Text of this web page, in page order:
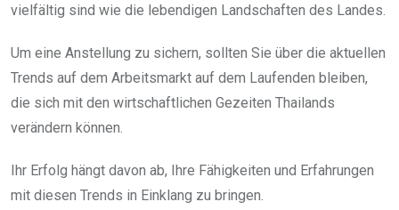
vielfältig sind wie die lebendigen Landschaften des Landes.
Um eine Anstellung zu sichern, sollten Sie über die aktuellen
Trends auf dem Arbeitsmarkt auf dem Laufenden bleiben,
die sich mit den wirtschaftlichen Gezeiten Thailands
verändern können.
Ihr Erfolg hängt davon ab, Ihre Fähigkeiten und Erfahrungen
mit diesen Trends in Einklang zu bringen.